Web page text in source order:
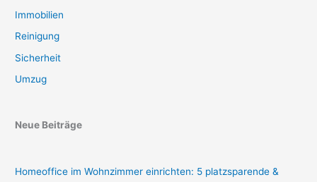
Immobilien
Reinigung
Sicherheit
Umzug
Neue Beiträge
Homeoffice im Wohnzimmer einrichten: 5 platzsparende &